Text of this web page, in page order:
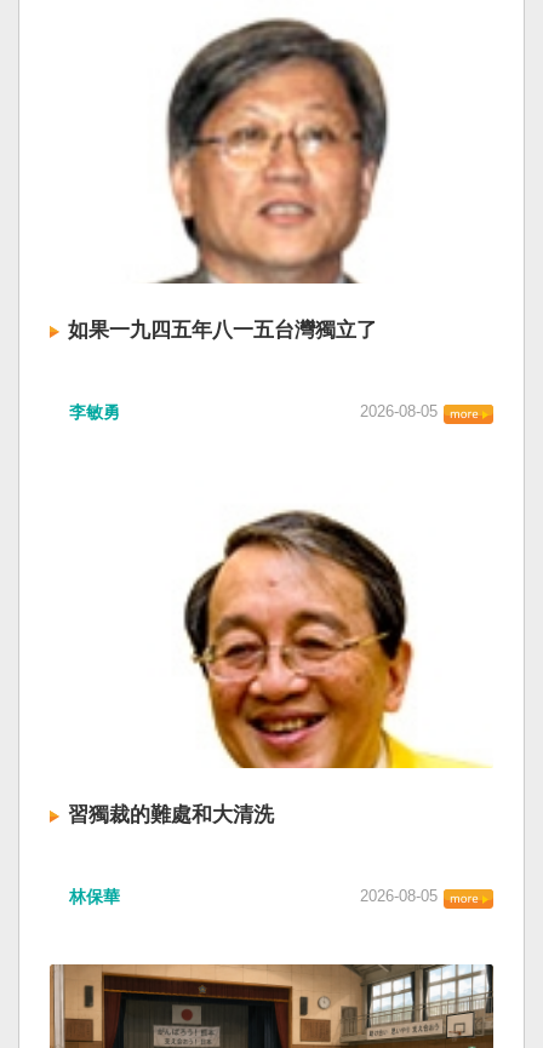
如果一九四五年八一五台灣獨立了
李敏勇 2026-08-05
習獨裁的難處和大清洗
林保華 2026-08-05